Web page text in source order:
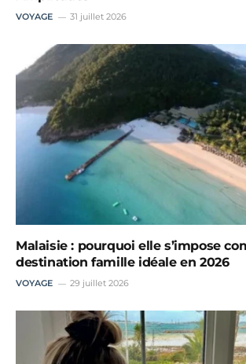
VOYAGE 31 juillet 2026
Malaisie : pourquoi elle s’impose
destination famille idéale en 2026
VOYAGE 29 juillet 2026